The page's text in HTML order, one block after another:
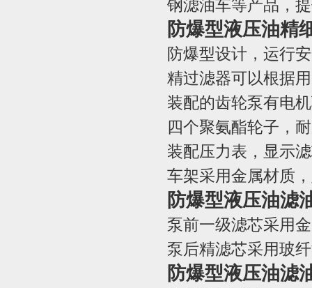
钢滤油车等产品，
防爆型液压油精
防爆型设计，运行
精过滤器可以根据
装配的齿轮泵有电
四个聚氨酯轮子，
装配压力表，显示
车架采用金属材质
防爆型液压油滤
泵前一级滤芯采用
泵后精滤芯采用玻
防爆型液压油滤